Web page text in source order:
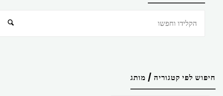
חיפוש לפי קטגוריה / מותג